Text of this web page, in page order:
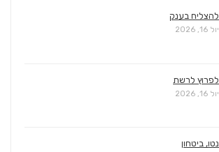
להצליח בענק
יול 16, 2026
לפרוץ לרשת
יול 16, 2026
נטו, ביטחון